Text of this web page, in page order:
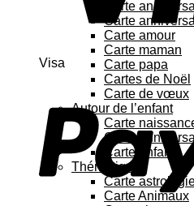
Visa
Carte
Carte
Carte amour
Carte maman
Carte papa
Cartes de Noël
Carte de vœux
Autour de l’enfant
Carte
Carte
Carte enfant
Thématique
Carte
Carte Animaux